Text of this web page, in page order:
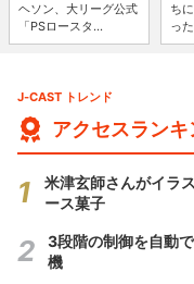
ヘソン、大リーグ公式
「PSロースタ...
ち
っ
J-CAST トレンド
アクセスランキ
米津玄師さんがイラ
ース菓子
3段階の制御を自動
機